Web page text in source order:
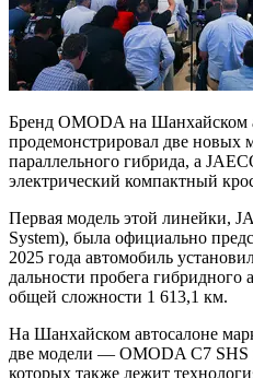
Бренд OMODA на Шанхайском
продемонстрировал две новых
параллельного гибрида, а
электрический компактный
Первая модель этой линейки,
System), была официально
2025 года автомобиль
дальности пробега гибридного
общей сложности 1 613,1 км.
На Шанхайском автосалоне
две модели — OMODA C7 SHS
которых также лежит